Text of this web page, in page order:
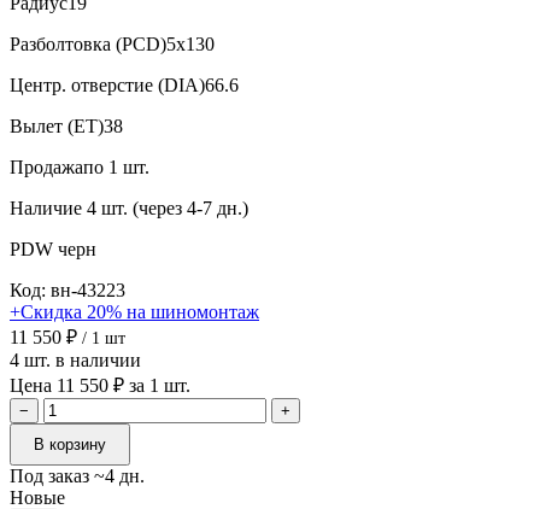
Разболтовка (PCD)5x130
Центр. отверстие (DIA)66.6
Вылет (ET)38
Продажапо 1 шт.
Наличие 4 шт. (через 4-7 дн.)
PDW черн
Код: вн-43223
+Скидка 20% на шиномонтаж
11 550 ₽ / 1 шт
4 шт. в наличии
Цена 11 550 ₽ за 1 шт.
−
+
В корзину
Под заказ ~4 дн.
Новые